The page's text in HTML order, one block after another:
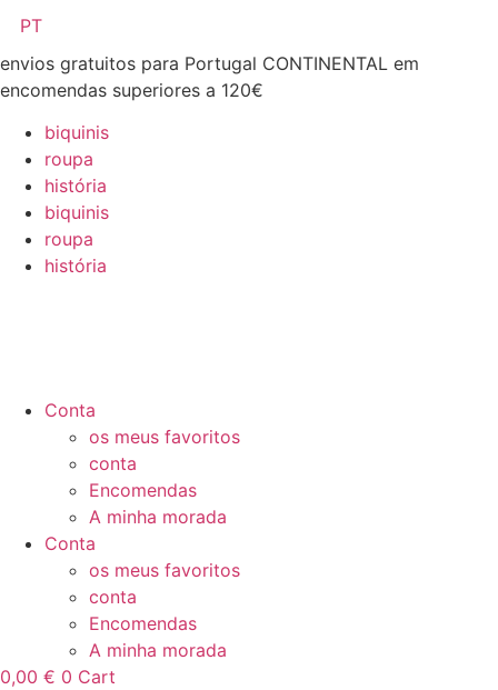
para
o
conteúdo
PT
envios gratuitos para Portugal CONTINENTAL em
encomendas superiores a 120€
biquinis
roupa
história
biquinis
roupa
história
Conta
os meus favoritos
conta
Encomendas
A minha morada
Conta
os meus favoritos
conta
Encomendas
A minha morada
0,00 € 0 Cart